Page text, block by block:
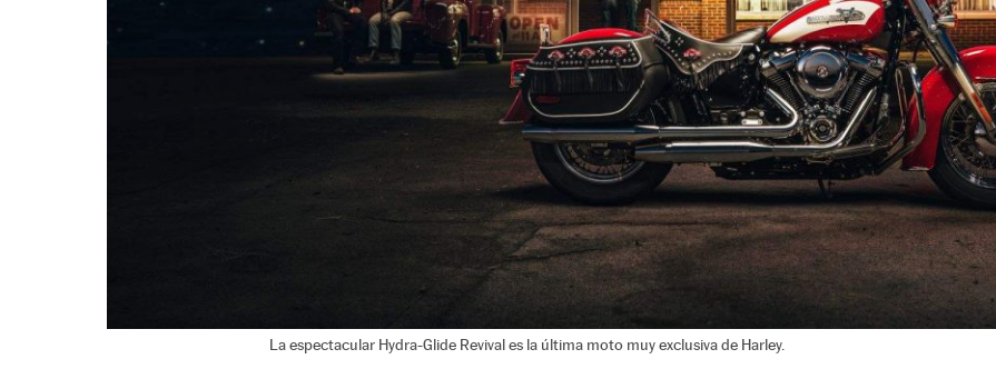
La espectacular Hydra-Glide Revival es la última moto muy exclusiva de Harley.